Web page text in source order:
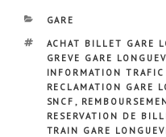
CATÉGORIES
GARE
ÉTIQUETTES
ACHAT BILLET GARE
GREVE GARE
INFORMATION TRAFIC
RECLAMATION GARE
SNCF ,
RESERVATION DE
TRAIN GARE